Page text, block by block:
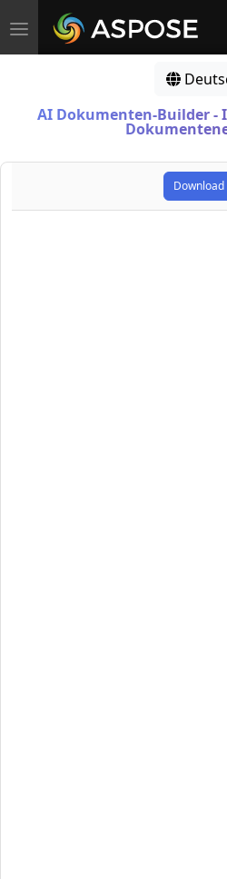
Toggle navigation
AI Dokumenten-Builder
Download